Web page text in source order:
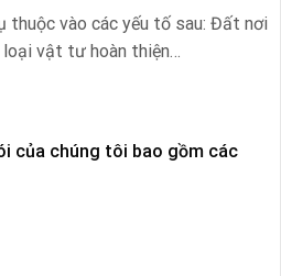
thuộc vào các yếu tố sau: Đất nơi
loại vật tư hoàn thiện…
của chúng tôi bao gồm các